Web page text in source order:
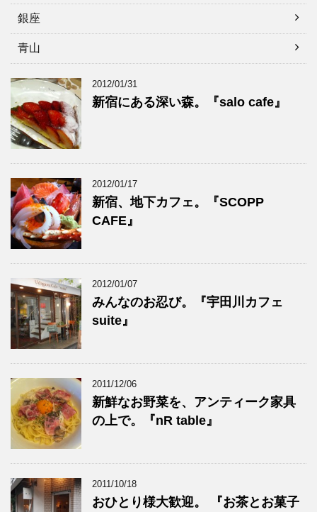
銀座
青山
2012/01/31
新宿にある深い森。『salo cafe』
2012/01/17
新宿、地下カフェ。『SCOPP
CAFE』
2012/01/07
みんなのお忍び。『宇田川カフェ
suite』
2011/12/06
新鮮なお野菜を、アンティーク家具
の上で。『nR table』
2011/10/18
おひとり様大歓迎。 『お茶とお菓子